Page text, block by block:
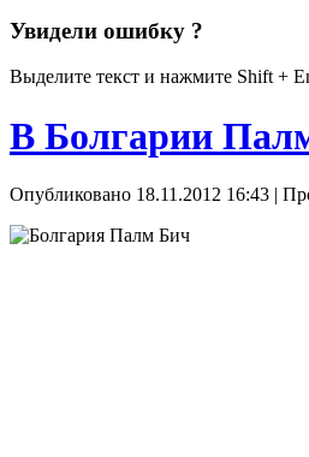
Увидели ошибку ?
Выделите текст и нажмите Shift +
В Болгарии
Опубликовано 18.11.2012 16:43 |